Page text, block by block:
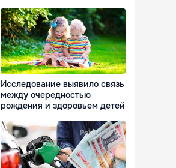
Исследование выявило связь
между очередностью
рождения и здоровьем детей